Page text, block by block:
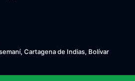
Cartagena de Indias, Bolívar